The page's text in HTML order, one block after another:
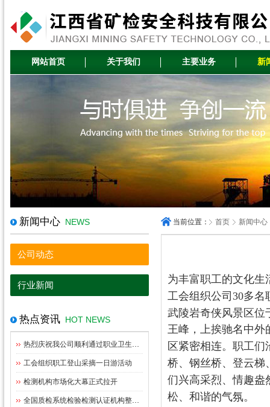
网站首页 关于我们 主要业务 新
新闻中心 NEWS
公司动态
行业新闻
热点资讯 HOT NEWS
热烈庆祝我公司顺利通过职业卫生资质扩项评审
工会组织职工登山采摘一日游活动
检测机构市场化大幕正式拉开
全国质检系统检验检测认证机构整合指导意见出台
当前位置： 首页 新闻中心
为丰富职工的文化生
工会组织公司30多名
武陵岩奇侠风景区位
王峰，上挨驰名中外
区紧密相连。 职工们
桥、钢丝桥、 登云梯
们兴高采烈、情趣盎
松、和谐的气氛。